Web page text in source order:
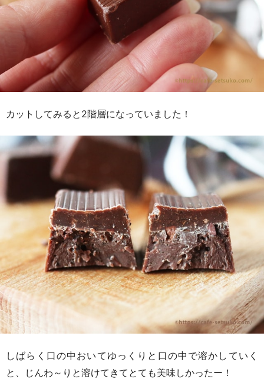
カットしてみると2階層になっていました！
しばらく口の中おいてゆっくりと口の中で溶かしていく
と、じんわ～りと溶けてきてとても美味しかったー！